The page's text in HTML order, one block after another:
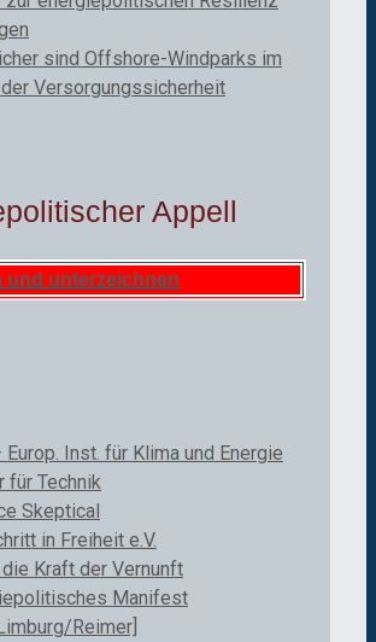
sind Offshore-Windparks im
Versorgungssicherheit
Appell
unterzeichnen
Europ. Inst. für Klima und Energie
für Technik
Skeptical
in Freiheit e.V.
die Kraft der Vernunft
Manifest
Reimer]